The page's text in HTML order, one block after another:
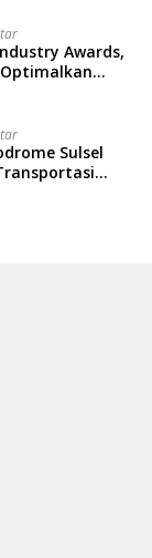
Awards,
Sulsel